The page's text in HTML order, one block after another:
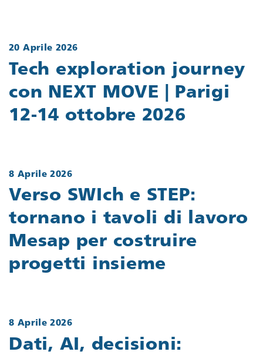
20 Aprile 2026
Tech exploration journey
con NEXT MOVE | Parigi
12-14 ottobre 2026
8 Aprile 2026
Verso SWIch e STEP:
tornano i tavoli di lavoro
Mesap per costruire
progetti insieme
8 Aprile 2026
Dati, AI, decisioni: